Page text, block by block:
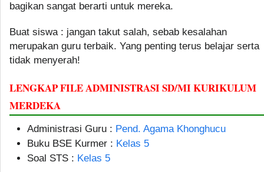
bagikan sangat berarti untuk mereka.
Buat siswa : jangan takut salah, sebab kesalahan
merupakan guru terbaik. Yang penting terus belajar serta
tidak menyerah!
LENGKAP FILE ADMINISTRASI SD/MI KURIKULUM
MERDEKA
Administrasi Guru : Pend. Agama Khonghucu
Buku BSE Kurmer : Kelas 5
Soal STS : Kelas 5